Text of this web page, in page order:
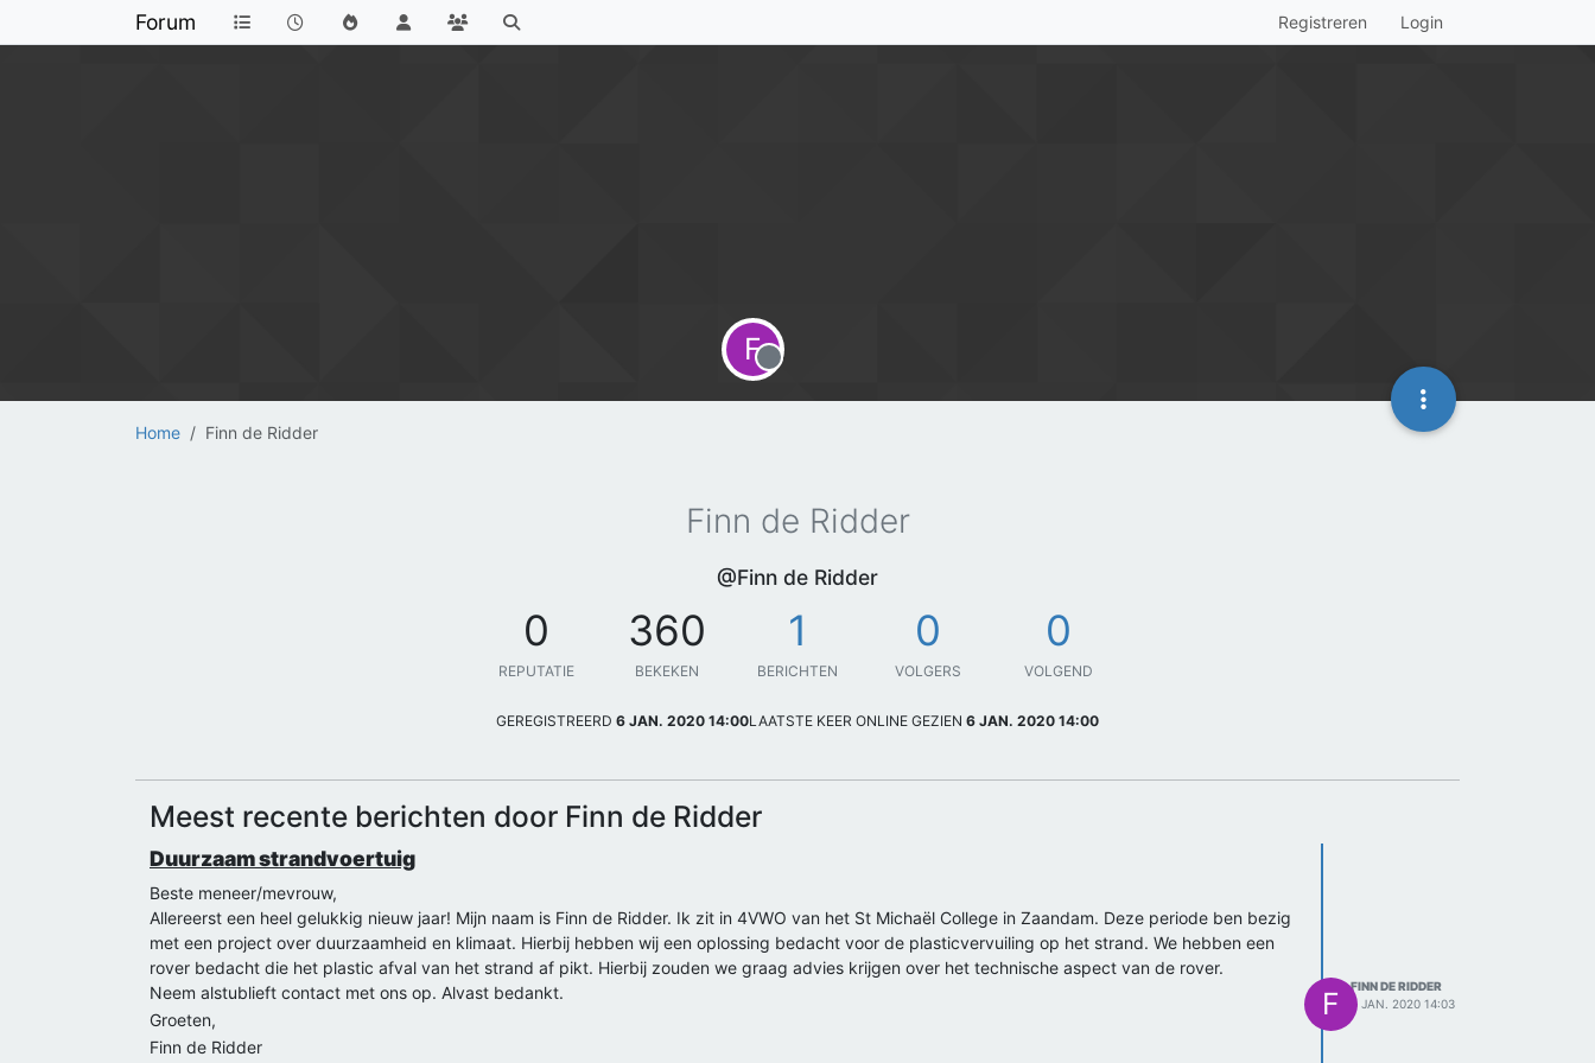
Forum Registreren Login
Home Finn de Ridder
F
Offline
Finn de Ridder
@Finn de Ridder
0
REPUTATIE
360
BEKEKEN
1
BERICHTEN
0
VOLGERS
0
VOLGEND
GEREGISTREERD 6 JAN. 2020 14:00LAATSTE KEER ONLINE GEZIEN 6 JAN. 2020 14:00
Meest recente berichten door Finn de Ridder
Duurzaam strandvoertuig
Beste meneer/mevrouw,
Allereerst een heel gelukkig nieuw jaar! Mijn naam is Finn de Ridder. Ik zit in 4VWO van het St Michaël College in Zaandam. Deze periode ben bezig
met een project over duurzaamheid en klimaat. Hierbij hebben wij een oplossing bedacht voor de plasticvervuiling op het strand. We hebben een
rover bedacht die het plastic afval van het strand af pikt. Hierbij zouden we graag advies krijgen over het technische aspect van de rover.
Neem alstublieft contact met ons op. Alvast bedankt.
Groeten,
Finn de Ridder
F
FINN DE RIDDER
6 JAN. 2020 14:03